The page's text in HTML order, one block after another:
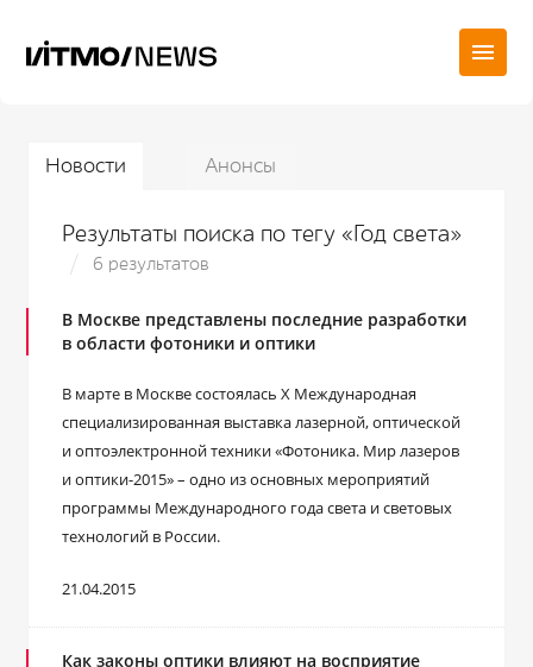
Новости Анонсы
Результаты поиска по тегу «Год света»
6 результатов
В Москве представлены последние разработки
в области фотоники и оптики
В марте в Москве состоялась X Международная
специализированная выставка лазерной, оптической
и оптоэлектронной техники «Фотоника. Мир лазеров
и оптики-2015» – одно из основных мероприятий
программы Международного года света и световых
технологий в России.
21.04.2015
Как законы оптики влияют на восприятие